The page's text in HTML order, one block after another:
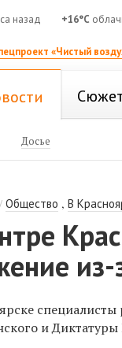
назад +16°C
«Чистый
Досье
/Общество ,В
из-
и